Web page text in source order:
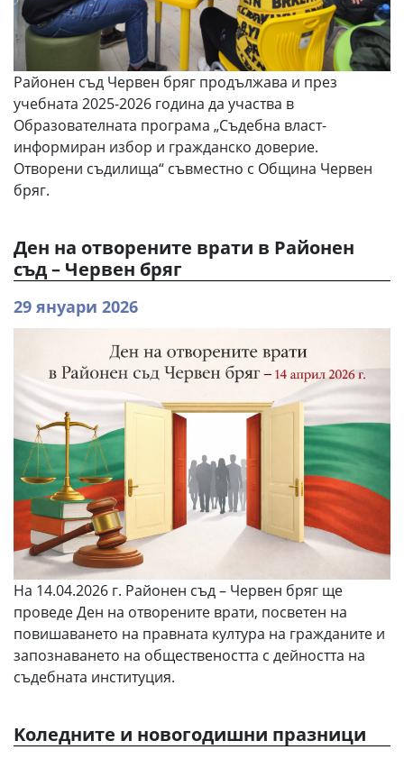
Районен съд Червен бряг продължава и през
учебната 2025-2026 година да участва в
Образователната програма „Съдебна власт-
информиран избор и гражданско доверие.
Отворени съдилища“ съвместно с Община Червен
бряг.
Ден на отворените врати в Районен
съд – Червен бряг
29 януари 2026
На 14.04.2026 г. Районен съд – Червен бряг ще
проведе Ден на отворените врати, посветен на
повишаването на правната култура на гражданите и
запознаването на обществеността с дейността на
съдебната институция.
Kоледните и новогодишни празници